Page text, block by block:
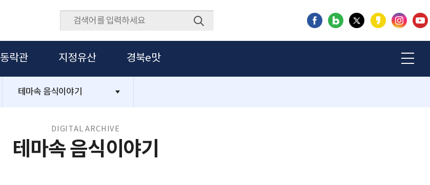
동락관 지정유산 경북e맛
테마속 음식이야기
DIGITAL ARCHIVE
테마속 음식이야기